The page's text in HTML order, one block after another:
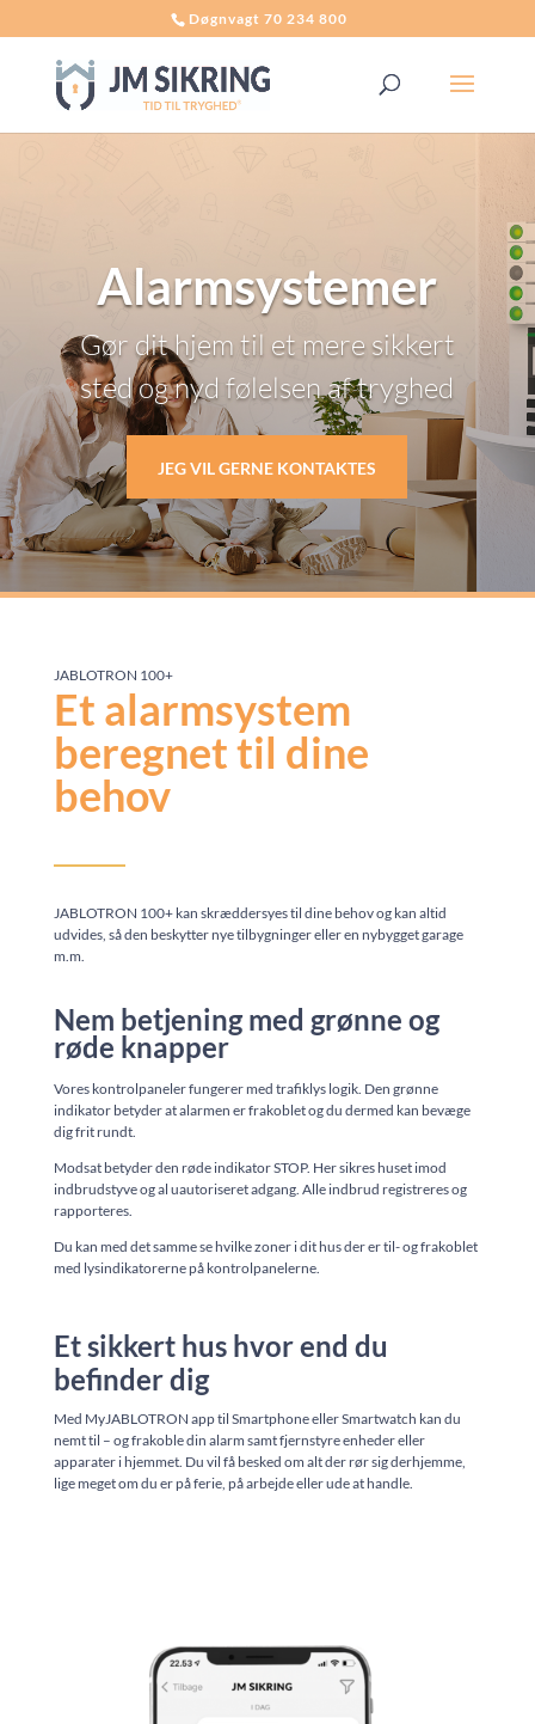
Døgnvagt 70 234 800
Alarmsystemer
Gør dit hjem til et mere sikkert
sted og nyd følelsen af tryghed
JEG VIL GERNE KONTAKTES
JABLOTRON 100+
Et alarmsystem
beregnet til dine
behov
JABLOTRON 100+ kan skræddersyes til dine behov og kan altid
udvides, så den beskytter nye tilbygninger eller en nybygget garage
m.m.
Nem betjening med grønne og
røde knapper
Vores kontrolpaneler fungerer med trafiklys logik. Den grønne
indikator betyder at alarmen er frakoblet og du dermed kan bevæge
dig frit rundt.
Modsat betyder den røde indikator STOP. Her sikres huset imod
indbrudstyve og al uautoriseret adgang. Alle indbrud registreres og
rapporteres.
Du kan med det samme se hvilke zoner i dit hus der er til- og frakoblet
med lysindikatorerne på kontrolpanelerne.
Et sikkert hus hvor end du
befinder dig
Med MyJABLOTRON app til Smartphone eller Smartwatch kan du
nemt til – og frakoble din alarm samt fjernstyre enheder eller
apparater i hjemmet. Du vil få besked om alt der rør sig derhjemme,
lige meget om du er på ferie, på arbejde eller ude at handle.